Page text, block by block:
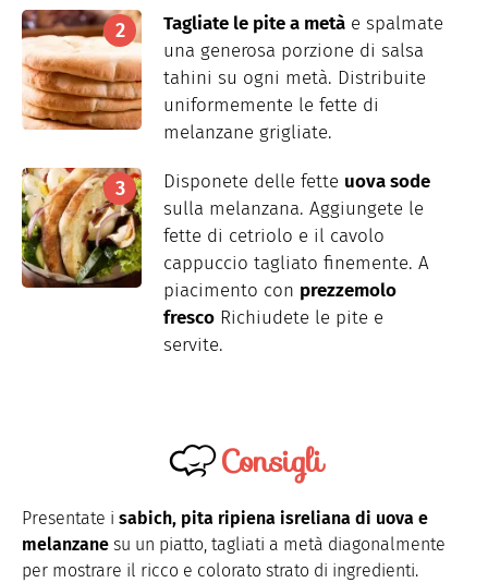
Tagliate le pite a metà e spalmate
una generosa porzione di salsa
tahini su ogni metà. Distribuite
uniformemente le fette di
melanzane grigliate.
Disponete delle fette uova sode
sulla melanzana. Aggiungete le
fette di cetriolo e il cavolo
cappuccio tagliato finemente. A
piacimento con prezzemolo
fresco Richiudete le pite e
servite.
Consigli
Presentate i sabich, pita ripiena isreliana di uova e
melanzane su un piatto, tagliati a metà diagonalmente
per mostrare il ricco e colorato strato di ingredienti.